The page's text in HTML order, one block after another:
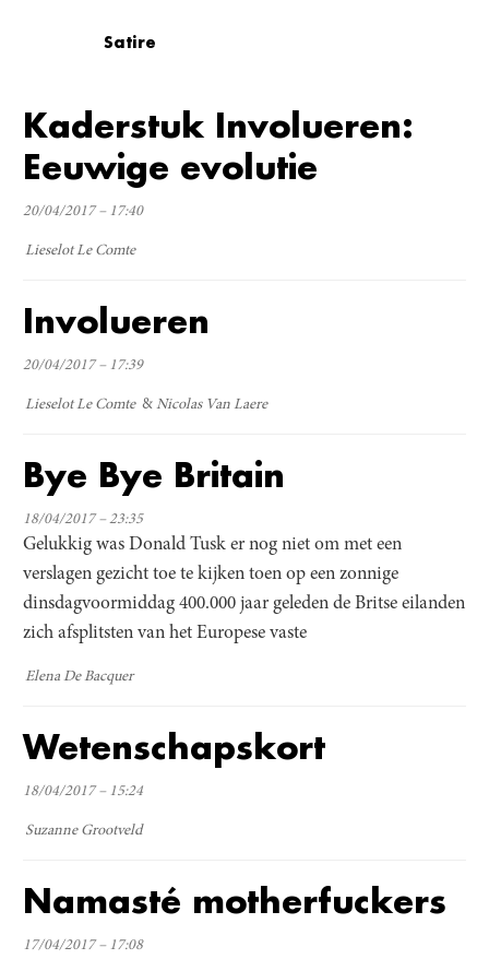
Satire
Kaderstuk Involueren:
Eeuwige evolutie
20/04/2017 – 17:40
Lieselot Le Comte
Involueren
20/04/2017 – 17:39
Lieselot Le Comte Nicolas Van Laere
Bye Bye Britain
18/04/2017 – 23:35
Gelukkig was Donald Tusk er nog niet om met een
verslagen gezicht toe te kijken toen op een zonnige
dinsdagvoormiddag 400.000 jaar geleden de Britse eilanden
zich afsplitsten van het Europese vaste
Elena De Bacquer
Wetenschapskort
18/04/2017 – 15:24
Suzanne Grootveld
Namasté motherfuckers
17/04/2017 – 17:08